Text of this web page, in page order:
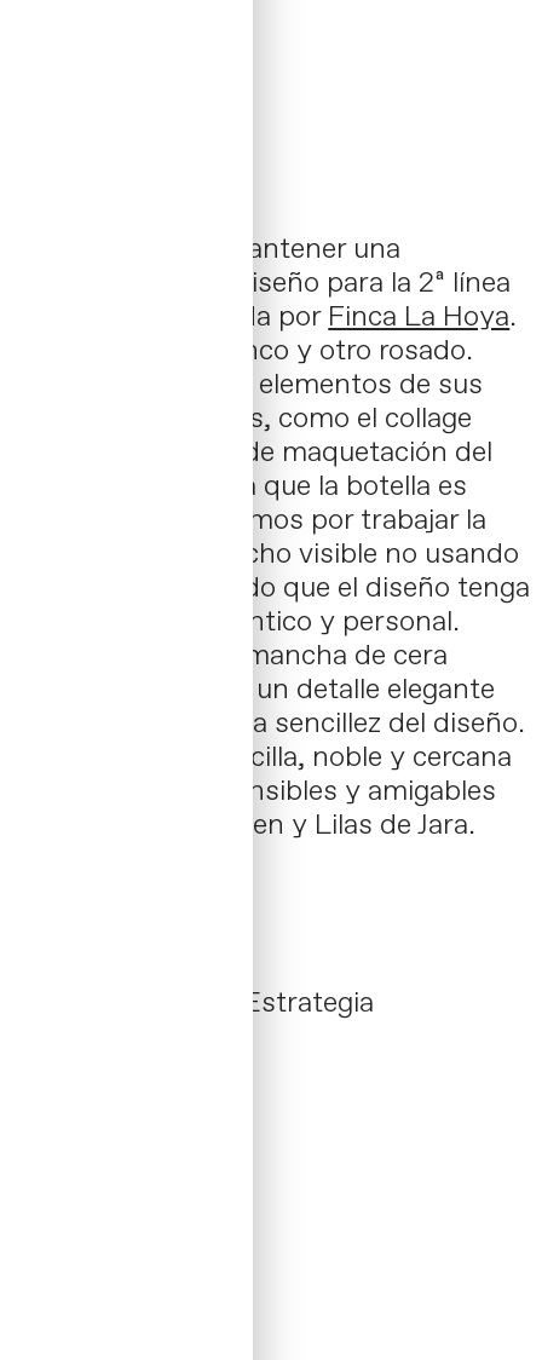
Hemos decidido mantener una
continuidad en el diseño para la 2ª línea
de productos creada por Finca La Hoya.
Dos vinos, uno blanco y otro rosado.
Utilizamos muchos elementos de sus
anteriores etiquetas, como el collage
principal y la grilla de maquetación del
texto en vertical. Ya que la botella es
transparente, optamos por trabajar la
idea de dejar el corcho visible no usando
cápsula, permitiendo que el diseño tenga
un toque más auténtico y personal.
Además, la tímida mancha de cera
blanca actúa como un detalle elegante
que complementa la sencillez del diseño.
Una propuesta sencilla, noble y cercana
para unos vinos sensibles y amigables
como Danza de Polen y Lilas de Jara.
Branding: Marca / Estrategia